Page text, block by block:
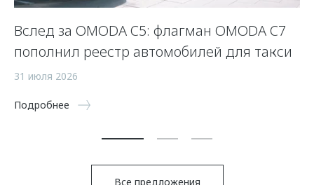
Вслед за OMODA C5: флагман OMODA C7
пополнил реестр автомобилей для такси
31 июля 2026
Подробнее
Все предложения